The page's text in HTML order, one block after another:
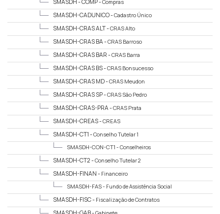
SMASDH - COMP -Compras
SMASDH-CADUNICO -Cadastro Único
SMASDH-CRAS ALT -CRAS Alto
SMASDH-CRAS BA -CRAS Barroso
SMASDH-CRAS BAR -CRAS Barra
SMASDH-CRAS BS -CRAS Bonsucesso
SMASDH-CRAS MD -CRAS Meudon
SMASDH-CRAS SP -CRAS São Pedro
SMASDH-CRAS-PRA -CRAS Prata
SMASDH-CREAS -CREAS
SMASDH-CT1 -Conselho Tutelar 1
SMASDH-CON-CT1 - Conselheiros
SMASDH-CT2 -Conselho Tutelar 2
SMASDH-FINAN - Financeiro
SMASDH-FAS - Fundo de Assistência Social
SMASDH-FISC - Fiscalização de Contratos